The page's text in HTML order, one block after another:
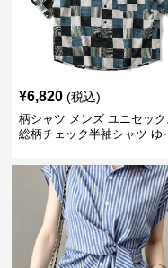
¥6,820 (税込)
柄シャツ メンズ ユニセック
総柄チェック半袖シャツ ゆ